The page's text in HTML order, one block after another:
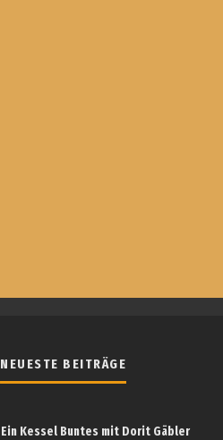
NEUESTE BEITRÄGE
Ein Kessel Buntes mit Dorit Gäbler